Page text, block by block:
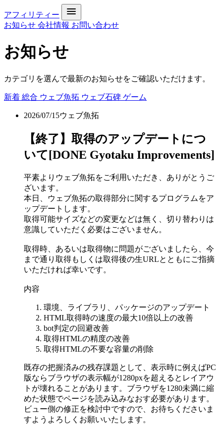
アフィリティー
お知らせ 会社情報 お問い合わせ
お知らせ
カテゴリを選んで最新のお知らせをご確認いただけます。
新着 総合 ウェブ魚拓 ウェブ石碑 ゲーム
2026/07/15ウェブ魚拓
【終了】取得のアップデートにつ
いて[DONE Gyotaku Improvements]
平素よりウェブ魚拓をご利用いただき、ありがとうご
ざいます。
本日、ウェブ魚拓の取得部分に関するプログラムをア
ップデートします。
取得可能サイズなどの変更などは無く、切り替わりは
意識していただく必要はございません。
取得時、あるいは取得物に問題がございましたら、今
まで通り取得もしくは取得後の生URLとともにご指摘
いただければ幸いです。
内容
環境、ライブラリ、パッケージのアップデート
HTML取得時の速度の最大10倍以上の改善
bot判定の回避改善
取得HTMLの精度の改善
取得HTMLの不要な容量の削除
既存の把握済みの残存課題として、表示時に例えばPC
版ならブラウザの表示幅が1280pxを超えるとレイアウ
トが壊れることがあります。ブラウザを1280未満に縮
めた状態でページを読み込みなおす必要があります。
ビュー側の修正を検討中ですので、お待ちくださいま
すようよろしくお願いいたします。